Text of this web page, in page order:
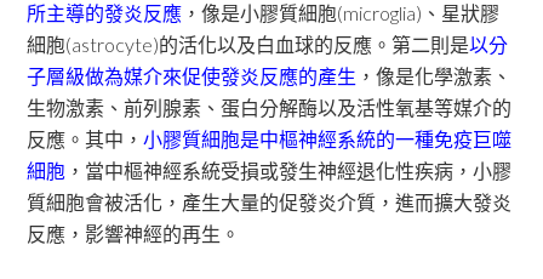
所主導的發炎反應 ，像是小膠質細胞(microglia)、星狀膠
細胞(astrocyte)的活化以及白血球的反應。第二則是以分
子層級做為媒介來促使發炎反應的產生 ，像是化學激素、
生物激素、前列腺素、蛋白分解酶以及活性氧基等媒介的
反應。其中，小膠質細胞是中樞神經系統的一種免疫巨噬
細胞 ，當中樞神經系統受損或發生神經退化性疾病，小膠
質細胞會被活化，產生大量的促發炎介質，進而擴大發炎
反應，影響神經的再生。